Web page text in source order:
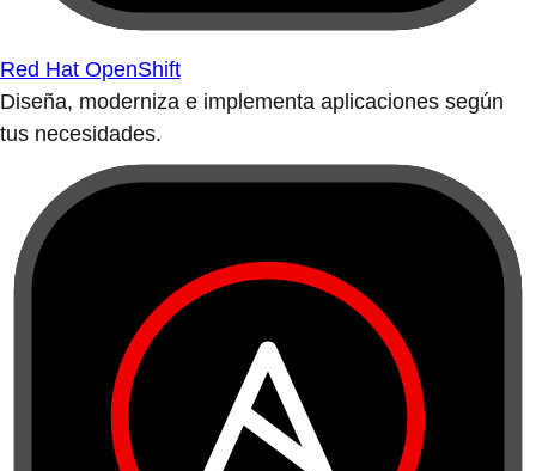
Red Hat OpenShift
Diseña, moderniza e implementa aplicaciones según
tus necesidades.